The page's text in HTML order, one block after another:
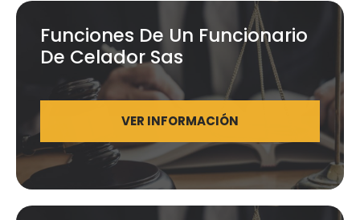
Funciones De Un Funcionario
De Celador Sas
VER INFORMACIÓN